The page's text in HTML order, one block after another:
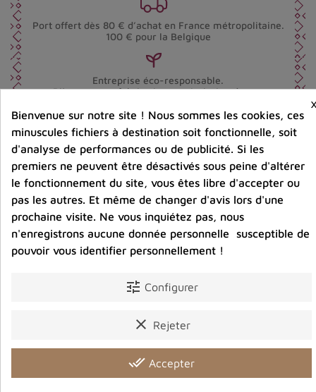
Port offert dès 80 € d’achat en France métropolitaine.
100 € pour la Belgique
Entreprise éco-responsable.
Bijoux argent fabriqués sans émission de gaz
Partager :
Détails du produit Avis clients
Bienvenue sur notre site ! Nous sommes les cookies, ces
minuscules fichiers à destination soit fonctionnelle, soit
d'analyse de performances ou de publicité. Si les
premiers ne peuvent être désactivés sous peine d'altérer
le fonctionnement du site, vous êtes libre d'accepter ou
pas les autres. Et même de changer d'avis lors d'une
prochaine visite. Ne vous inquiétez pas, nous
n'enregistrons aucune donnée personnelle susceptible de
pouvoir vous identifier personnellement !
tune Configurer
clear Rejeter
done_all Accepter